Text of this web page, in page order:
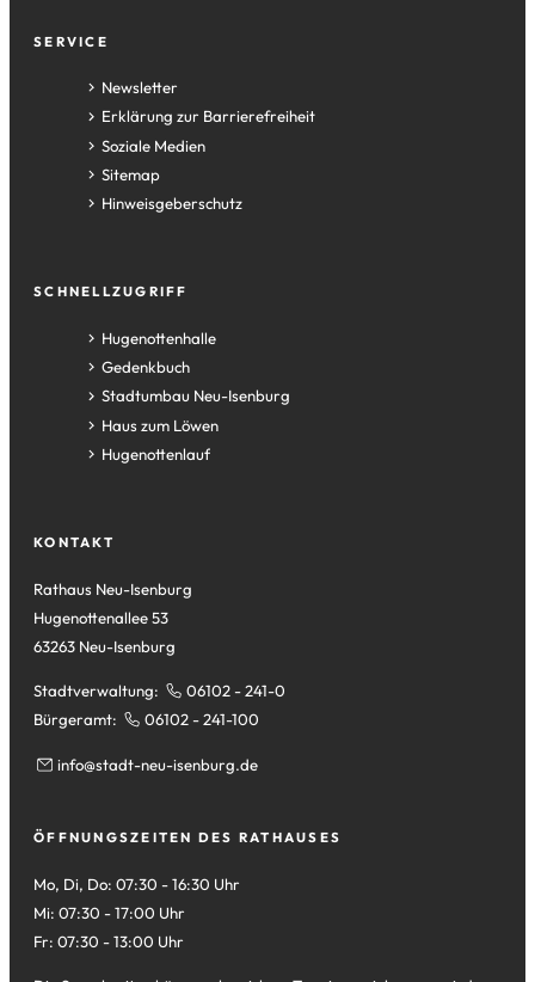
Fußzeile
SERVICE
Newsletter
Erklärung zur Barrierefreiheit
Soziale Medien
Sitemap
Hinweisgeberschutz
SCHNELLZUGRIFF
Hugenottenhalle
(Öffnet
in
einem
neuen
Tab)
Gedenkbuch
(Öffnet
in
einem
neuen
Stadtumbau Neu-Isenburg
(Öffnet
in
einem
Haus zum Löwen
(Öffnet
in
Tab)
Hugenottenlauf
(Öffnet
neuen
KONTAKT
Rathaus Neu-Isenburg
Hugenottenallee 53
63263 Neu-Isenburg
Stadtverwaltung:
06102 - 241-0
Bürgeramt:
06102 - 241-100
info stadt-neu-isenburg de
ÖFFNUNGSZEITEN DES RATHAUSES
Mo, Di, Do: 07:30 - 16:30 Uhr
Mi: 07:30 - 17:00 Uhr
Fr: 07:30 - 13:00 Uhr